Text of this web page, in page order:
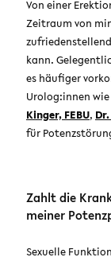
Von einer
Zeitraum von
kann.
es häufiger
Urolog:innen wie
Kinger, FEBU,
für
Zahlt die
meiner
Sexuelle